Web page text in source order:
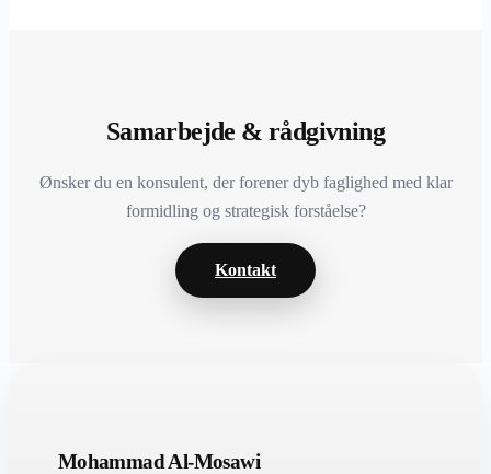
Samarbejde & rådgivning
Ønsker du en konsulent, der forener dyb faglighed med klar
formidling og strategisk forståelse?
Kontakt
Mohammad Al-Mosawi